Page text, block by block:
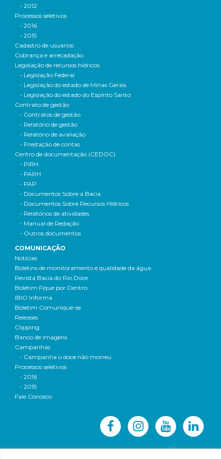
- 2012
Processos seletivos
- 2016
- 2015
Cadastro de usuários
Cobrança e arrecadação
Legislação de recursos hídricos
- Legislação Federal
- Legislação do estado de Minas Gerais
- Legislação do estado do Espírito Santo
Contrato de gestão
- Contratos de gestão
- Relatório de gestão
- Relatório de avaliação
- Prestação de contas
Centro de documentação (CEDOC)
- PIRH
- PARH
- PAP
- Documentos Sobre a Bacia
- Documentos Sobre Recursos Hídricos
- Relatórios de atividades
- Manual de Redação
- Outros documentos
COMUNICAÇÃO
Notícias
Boletins de monitoramento e qualidade da água
Revista Bacia do Rio Doce
Boletim Fique por Dentro
IBIO Informa
Boletim Comunique-se
Releases
Clipping
Banco de imagens
Campanhas
- Campanha o doce não morreu
Processos seletivos
- 2016
- 2015
Fale Conosco